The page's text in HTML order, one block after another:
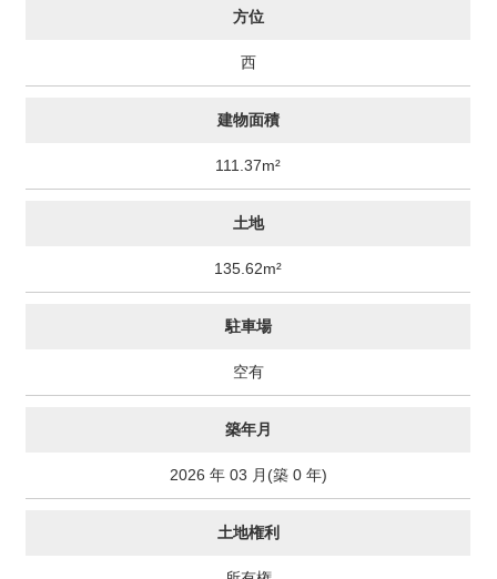
方位
西
建物面積
111.37m²
土地
135.62m²
駐車場
空有
築年月
2026 年 03 月(築 0 年)
土地権利